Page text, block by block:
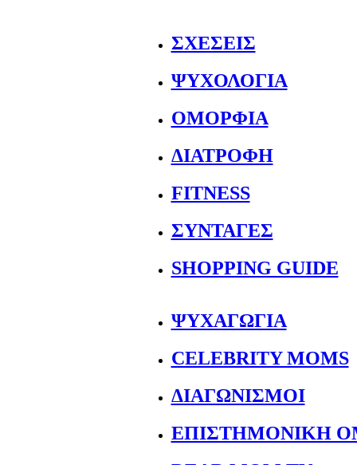
ΣΧΕΣΕΙΣ
ΨΥΧΟΛΟΓΙΑ
ΟΜΟΡΦΙΑ
ΔΙΑΤΡΟΦΗ
FITNESS
ΣΥΝΤΑΓΕΣ
SHOPPING GUIDE
ΨΥΧΑΓΩΓΙΑ
CELEBRITY MOMS
ΔΙΑΓΩΝΙΣΜΟΙ
ΕΠΙΣΤΗΜΟΝΙΚΗ